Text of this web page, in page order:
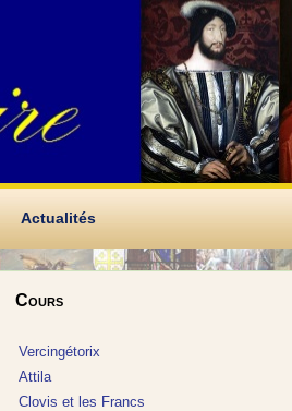
Actualités
Cours
Vercingétorix
Attila
Clovis et les Francs